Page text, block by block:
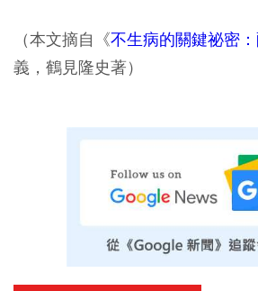
（本文摘自《不生病的關鍵祕密
義，鶴見隆史著）